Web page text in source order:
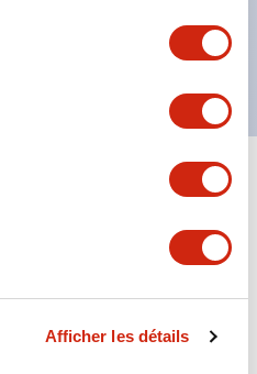
Afficher les détails
haute sécurité
est IP65 (IEC60529)